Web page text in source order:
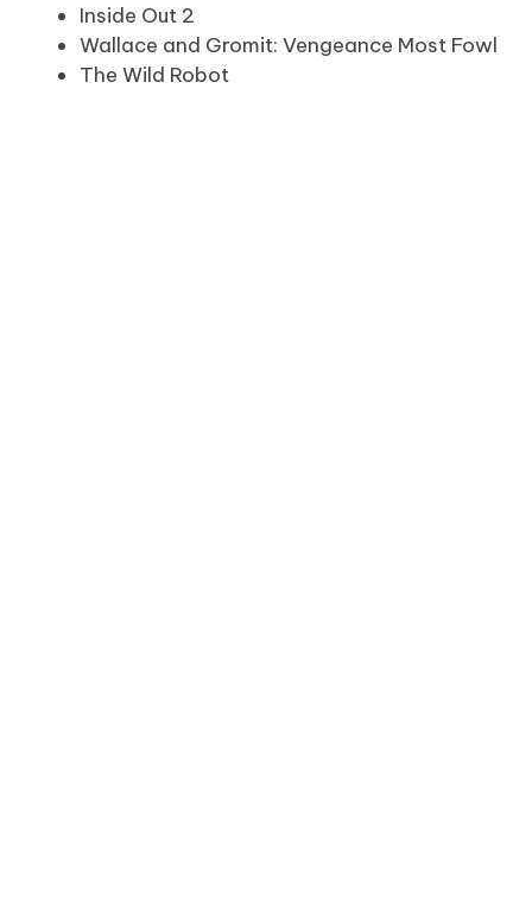
Inside Out 2
Wallace and Gromit: Vengeance Most Fowl
The Wild Robot